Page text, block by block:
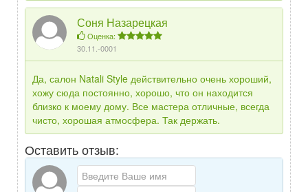
Соня Назарецкая
Оценка:
30.11.-0001
Да, салон Natali Style действительно очень хороший,
хожу сюда постоянно, хорошо, что он находится
близко к моему дому. Все мастера отличные, всегда
чисто, хорошая атмосфера. Так держать.
Оставить отзыв: